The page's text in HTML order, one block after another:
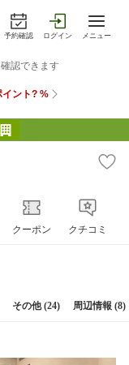
予約確認 ログイン メニュー
クーポン クチコミ
その他 (24) 周辺情報 (8)